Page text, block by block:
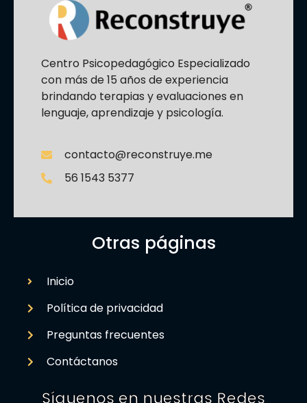
Centro Psicopedagógico Especializado
con más de 15 años de experiencia
brindando terapias y evaluaciones en
lenguaje, aprendizaje y psicología.
contacto@reconstruye.me
56 1543 5377
Otras páginas
Inicio
Política de privacidad
Preguntas frecuentes
Contáctanos
Síguenos en nuestras Redes